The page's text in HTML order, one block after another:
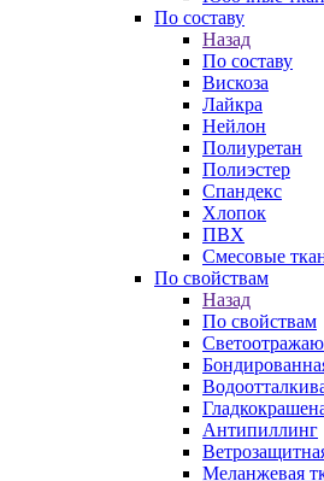
По составу
Назад
По составу
Вискоза
Лайкра
Нейлон
Полиуретан
Полиэстер
Спандекс
Хлопок
ПВХ
Смесовые
По свойствам
Назад
По свойствам
Антипиллинг
Меланжевая